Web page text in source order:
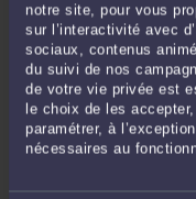
notre site, pour vous
sur l’interactivité avec
sociaux, contenus
du suivi de nos
de votre vie privée est
le choix de les
paramétrer, à
nécessaires au
Dans un arrêt du 5 novembre
cassation énonce pour la
Compagnie IBM France peut
dispositions relatives à une
postérieurement ... Lire la suite >